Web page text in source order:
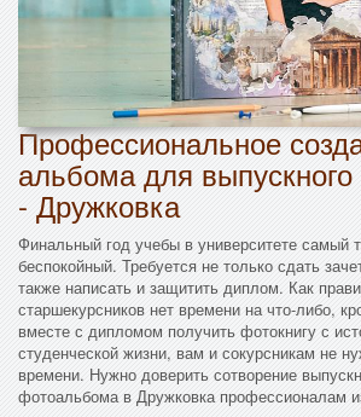
Профессиональное
альбома для выпускного
- Дружковка
Финальный год учебы в университете самый
беспокойный. Требуется не только сдать
также написать и защитить диплом. Как
старшекурсников нет времени на что-либо,
вместе с дипломом получить фотокнигу с
студенческой жизни, вам и сокурсникам не
времени. Нужно доверить сотворение
фотоальбома в Дружковка профессионалам